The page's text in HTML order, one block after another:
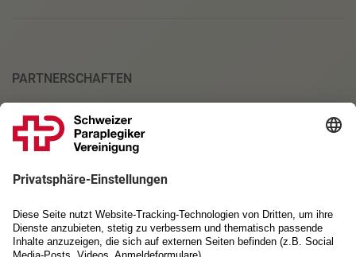
PARTNERSCHAFTEN